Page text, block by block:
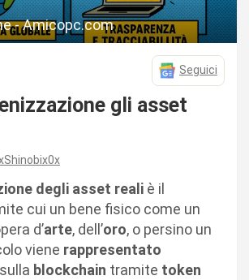
- Amicopc.com
Seguici
gli asset
degli asset reali è il
cui un bene fisico come un
d’arte, dell’oro, o persino un
viene rappresentato
sulla blockchain tramite token